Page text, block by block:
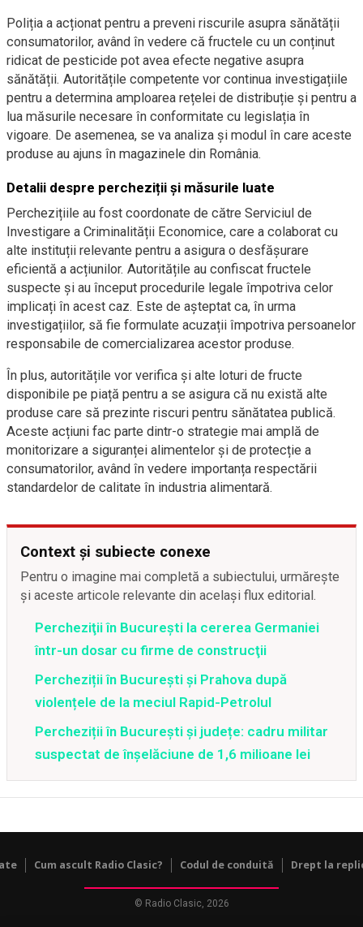
Poliția a acționat pentru a preveni riscurile asupra sănătății
consumatorilor, având în vedere că fructele cu un conținut
ridicat de pesticide pot avea efecte negative asupra
sănătății. Autoritățile competente vor continua investigațiile
pentru a determina amploarea rețelei de distribuție și pentru a
lua măsurile necesare în conformitate cu legislația în
vigoare. De asemenea, se va analiza și modul în care aceste
produse au ajuns în magazinele din România.
Detalii despre percheziții și măsurile luate
Perchezițiile au fost coordonate de către Serviciul de
Investigare a Criminalității Economice, care a colaborat cu
alte instituții relevante pentru a asigura o desfășurare
eficientă a acțiunilor. Autoritățile au confiscat fructele
suspecte și au început procedurile legale împotriva celor
implicați în acest caz. Este de așteptat ca, în urma
investigațiilor, să fie formulate acuzații împotriva persoanelor
responsabile de comercializarea acestor produse.
În plus, autoritățile vor verifica și alte loturi de fructe
disponibile pe piață pentru a se asigura că nu există alte
produse care să prezinte riscuri pentru sănătatea publică.
Aceste acțiuni fac parte dintr-o strategie mai amplă de
monitorizare a siguranței alimentelor și de protecție a
consumatorilor, având în vedere importanța respectării
standardelor de calitate în industria alimentară.
Context și subiecte conexe
Pentru o imagine mai completă a subiectului, urmărește
și aceste articole relevante din același flux editorial.
Percheziţii în Bucureşti la cererea Germaniei
într-un dosar cu firme de construcţii
Percheziții în București și Prahova după
violențele de la meciul Rapid-Petrolul
Percheziții în București și județe: cadru militar
suspectat de înșelăciune de 1,6 milioane lei
Cum ascult Radio Clasic? Codul de conduită Drept la
© Radio Clasic, 2026